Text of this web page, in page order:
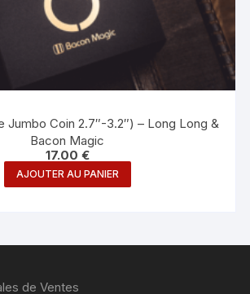
Jumbo Coin 2.7″-3.2″) – Long Long &
Bacon Magic
17.00 €
AJOUTER AU PANIER
de Ventes